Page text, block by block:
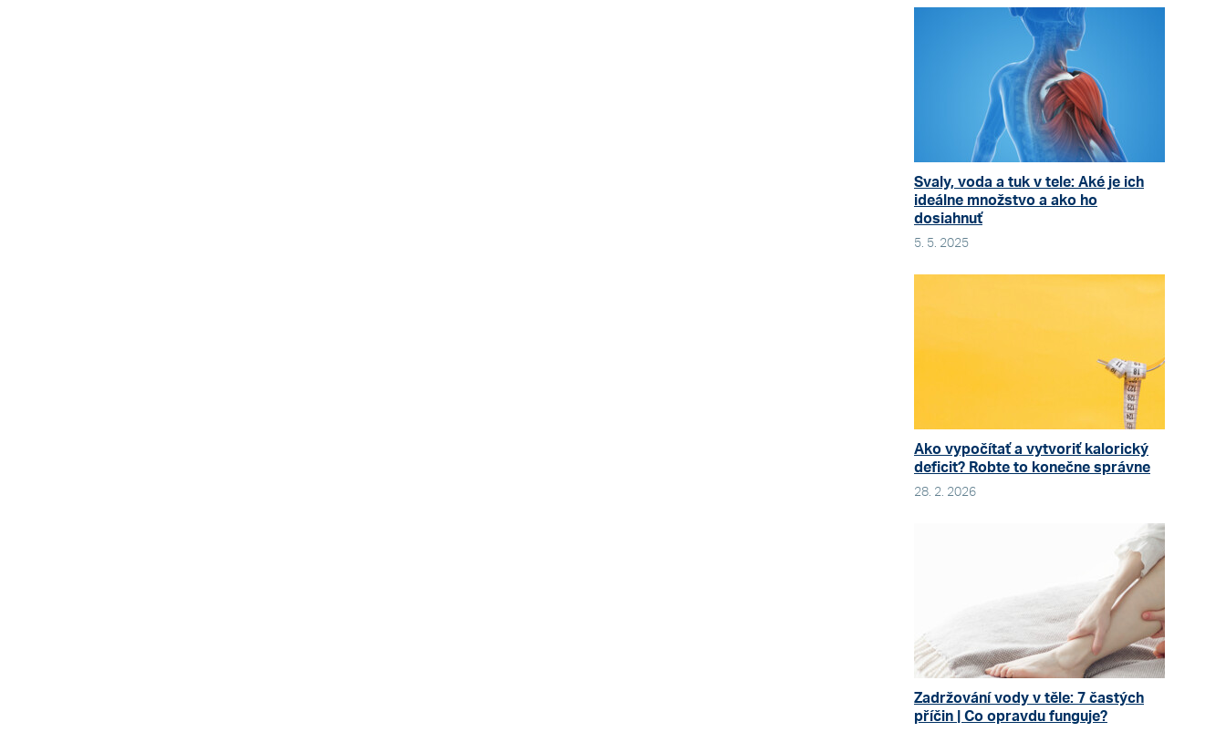
Svaly, voda a tuk v tele: Aké je ich
ideálne množstvo a ako ho
dosiahnuť
5. 5. 2025
Ako vypočítať a vytvoriť kalorický
deficit? Robte to konečne správne
28. 2. 2026
Zadržování vody v těle: 7 častých
příčin | Co opravdu funguje?